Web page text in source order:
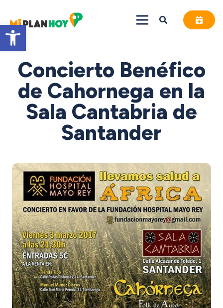
Abrir barra de herramientas
Concierto Benéfico
de Cahornega en la
Sala Cantabria de
Santander